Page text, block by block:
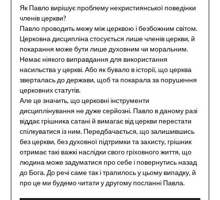
Як Павло вирішує проблему нехристиянської поведінки
членів церкви?
Павло проводить межу між церквою і безбожним світом.
Церковна дисципліна стосується лише членів церкви, й
покарання може бути лише духовним чи моральним.
Немає ніякого виправдання для використання
насильства у церкві. Або як бувало в історії, що церква
зверталась до держави, щоб та покарала за порушення
церковних статутів.
Але це значить, що церковні інструменти
дисциплінування не дуже серйозні. Павло в даному разі
віддає грішника сатані й вимагає від церкви перестати
спілкуватися із ним. Передбачається, що залишившись
без церкви, без духовної підтримки та захисту, грішник
отримає такі важкі наслідки свого гріховного життя, що
людина може задуматися про себе і повернутись назад
до Бога. До речі саме так і трапилось у цьому випадку, й
про це ми будемо читати у другому посланні Павла.